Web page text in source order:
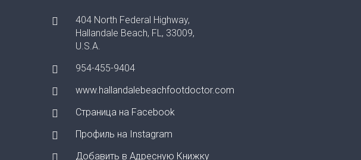
404 North Federal Highway,
Hallandale Beach, FL, 33009,
U.S.A.
954-455-9404
www.hallandalebeachfootdoctor.com
Страница на Facebook
Профиль на Instagram
Добавить в Адресную Книжку